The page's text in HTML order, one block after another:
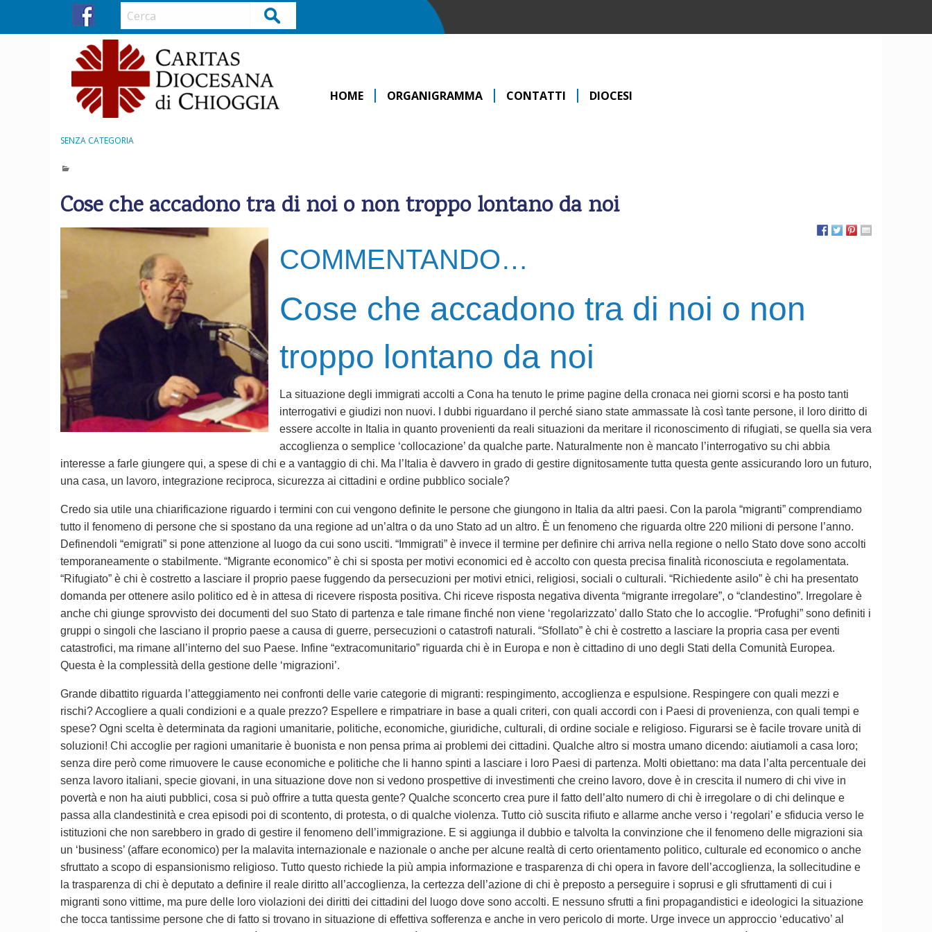
Cerca
HOME ORGANIGRAMMA CONTATTI DIOCESI
SENZA CATEGORIA
Cose che accadono tra di noi o non troppo lontano da noi
COMMENTANDO…
Cose che accadono tra di noi o non
troppo lontano da noi
La situazione degli immigrati accolti a Cona ha tenuto le prime pagine della cronaca nei giorni scorsi e ha posto tanti
interrogativi e giudizi non nuovi. I dubbi riguardano il perché siano state ammassate là così tante persone, il loro diritto di
essere accolte in Italia in quanto provenienti da reali situazioni da meritare il riconoscimento di rifugiati, se quella sia vera
accoglienza o semplice ‘collocazione’ da qualche parte. Naturalmente non è mancato l’interrogativo su chi abbia
interesse a farle giungere qui, a spese di chi e a vantaggio di chi. Ma l’Italia è davvero in grado di gestire dignitosamente tutta questa gente assicurando loro un futuro,
una casa, un lavoro, integrazione reciproca, sicurezza ai cittadini e ordine pubblico sociale?
Credo sia utile una chiarificazione riguardo i termini con cui vengono definite le persone che giungono in Italia da altri paesi. Con la parola “migranti” comprendiamo
tutto il fenomeno di persone che si spostano da una regione ad un’altra o da uno Stato ad un altro. È un fenomeno che riguarda oltre 220 milioni di persone l’anno.
Definendoli “emigrati” si pone attenzione al luogo da cui sono usciti. “Immigrati” è invece il termine per definire chi arriva nella regione o nello Stato dove sono accolti
temporaneamente o stabilmente. “Migrante economico” è chi si sposta per motivi economici ed è accolto con questa precisa finalità riconosciuta e regolamentata.
“Rifugiato” è chi è costretto a lasciare il proprio paese fuggendo da persecuzioni per motivi etnici, religiosi, sociali o culturali. “Richiedente asilo” è chi ha presentato
domanda per ottenere asilo politico ed è in attesa di ricevere risposta positiva. Chi riceve risposta negativa diventa “migrante irregolare”, o “clandestino”. Irregolare è
anche chi giunge sprovvisto dei documenti del suo Stato di partenza e tale rimane finché non viene ‘regolarizzato’ dallo Stato che lo accoglie. “Profughi” sono definiti i
gruppi o singoli che lasciano il proprio paese a causa di guerre, persecuzioni o catastrofi naturali. “Sfollato” è chi è costretto a lasciare la propria casa per eventi
catastrofici, ma rimane all’interno del suo Paese. Infine “extracomunitario” riguarda chi è in Europa e non è cittadino di uno degli Stati della Comunità Europea.
Questa è la complessità della gestione delle ‘migrazioni’.
Grande dibattito riguarda l’atteggiamento nei confronti delle varie categorie di migranti: respingimento, accoglienza e espulsione. Respingere con quali mezzi e
rischi? Accogliere a quali condizioni e a quale prezzo? Espellere e rimpatriare in base a quali criteri, con quali accordi con i Paesi di provenienza, con quali tempi e
spese? Ogni scelta è determinata da ragioni umanitarie, politiche, economiche, giuridiche, culturali, di ordine sociale e religioso. Figurarsi se è facile trovare unità di
soluzioni! Chi accoglie per ragioni umanitarie è buonista e non pensa prima ai problemi dei cittadini. Qualche altro si mostra umano dicendo: aiutiamoli a casa loro;
senza dire però come rimuovere le cause economiche e politiche che li hanno spinti a lasciare i loro Paesi di partenza. Molti obiettano: ma data l’alta percentuale dei
senza lavoro italiani, specie giovani, in una situazione dove non si vedono prospettive di investimenti che creino lavoro, dove è in crescita il numero di chi vive in
povertà e non ha aiuti pubblici, cosa si può offrire a tutta questa gente? Qualche sconcerto crea pure il fatto dell’alto numero di chi è irregolare o di chi delinque e
passa alla clandestinità e crea episodi poi di scontento, di protesta, o di qualche violenza. Tutto ciò suscita rifiuto e allarme anche verso i ‘regolari’ e sfiducia verso le
istituzioni che non sarebbero in grado di gestire il fenomeno dell’immigrazione. E si aggiunga il dubbio e talvolta la convinzione che il fenomeno delle migrazioni sia
un ‘business’ (affare economico) per la malavita internazionale e nazionale o anche per alcune realtà di certo orientamento politico, culturale ed economico o anche
sfruttato a scopo di espansionismo religioso. Tutto questo richiede la più ampia informazione e trasparenza di chi opera in favore dell’accoglienza, la sollecitudine e
la trasparenza di chi è deputato a definire il reale diritto all’accoglienza, la certezza dell’azione di chi è preposto a perseguire i soprusi e gli sfruttamenti di cui i
migranti sono vittime, ma pure delle loro violazioni dei diritti dei cittadini del luogo dove sono accolti. E nessuno sfrutti a fini propagandistici e ideologici la situazione
che tocca tantissime persone che di fatto si trovano in situazione di effettiva sofferenza e anche in vero pericolo di morte. Urge invece un approccio ‘educativo’ al